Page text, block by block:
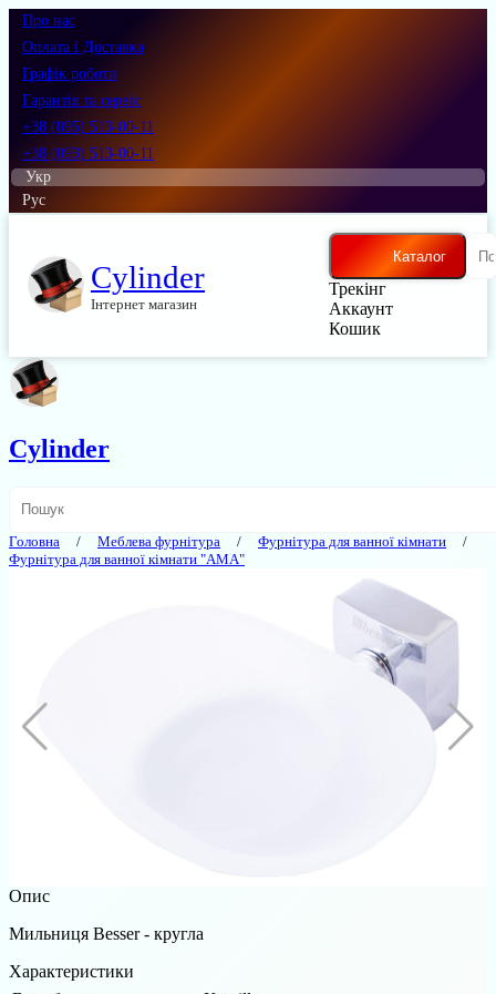
Про нас
Оплата і Доставка
Графік роботи
Гарантія та сервіс
+38 (095) 513-00-11
+38 (093) 513-00-11
Укр
Рус
Cylinder
Інтернет магазин
Каталог
Трекінг
Аккаунт
Кошик
Cylinder
Головна Меблева фурнітура
Фурнітура для ванної кімнати
Фурнітура для ванної кімнати "AMA"
Опис
Мильниця Besser - кругла
Характеристики